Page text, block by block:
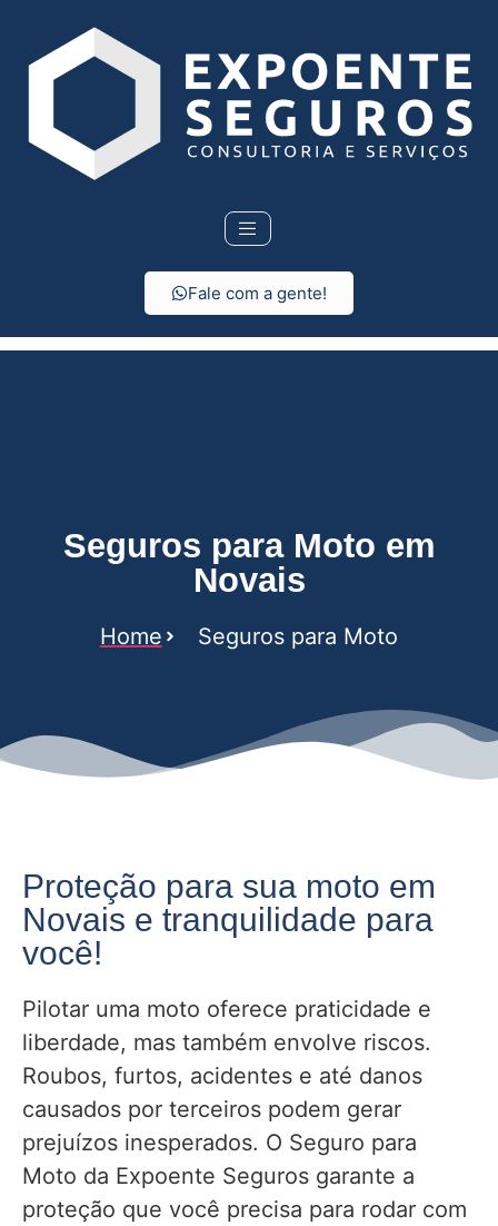
Fale com a gente!
Seguros para Moto em
Novais
Home Seguros para Moto
Proteção para sua moto em
Novais e tranquilidade para
você!
Pilotar uma moto oferece praticidade e
liberdade, mas também envolve riscos.
Roubos, furtos, acidentes e até danos
causados por terceiros podem gerar
prejuízos inesperados. O Seguro para
Moto da Expoente Seguros garante a
proteção que você precisa para rodar com